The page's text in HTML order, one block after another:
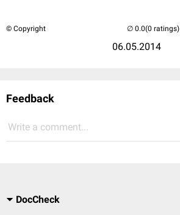
© Copyright
06.05.2014
(0 ratings)
Feedback
Write a comment...
DocCheck